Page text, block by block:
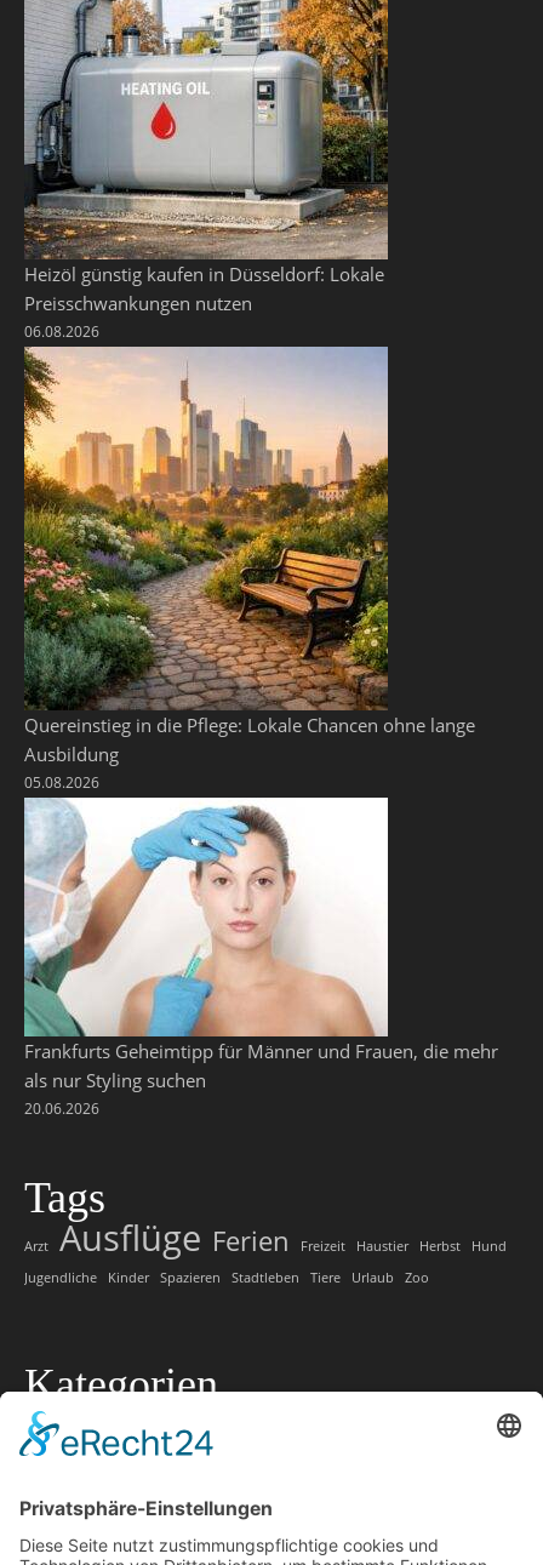
Heizöl günstig kaufen in Düsseldorf: Lokale
Preisschwankungen nutzen
06.08.2026
Quereinstieg in die Pflege: Lokale Chancen ohne lange
Ausbildung
05.08.2026
Frankfurts Geheimtipp für Männer und Frauen, die mehr
als nur Styling suchen
20.06.2026
Tags
Arzt Ausflüge Ferien Freizeit Haustier Herbst
Hund
Jugendliche
Kinder Spazieren Stadtleben Tiere Urlaub Zoo
Kategorien
Allgemein
Lokale Tipps
Marketing
Offtopic